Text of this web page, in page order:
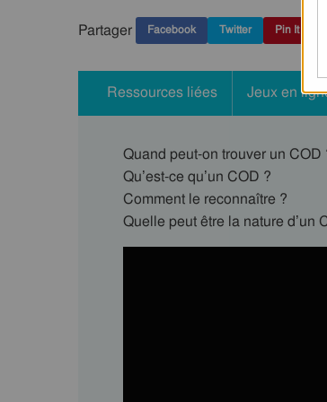
Partager Facebook Twitter Pin It
Ressources liées Jeux en
Quand peut-on trouver un COD
Qu’est-ce qu’un COD ?
Comment le reconnaître ?
Quelle peut être la nature d’un